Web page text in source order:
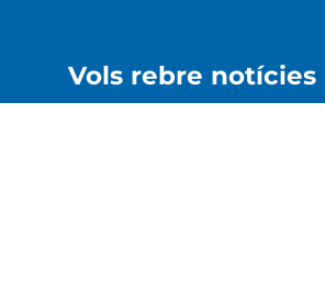
Vols rebre